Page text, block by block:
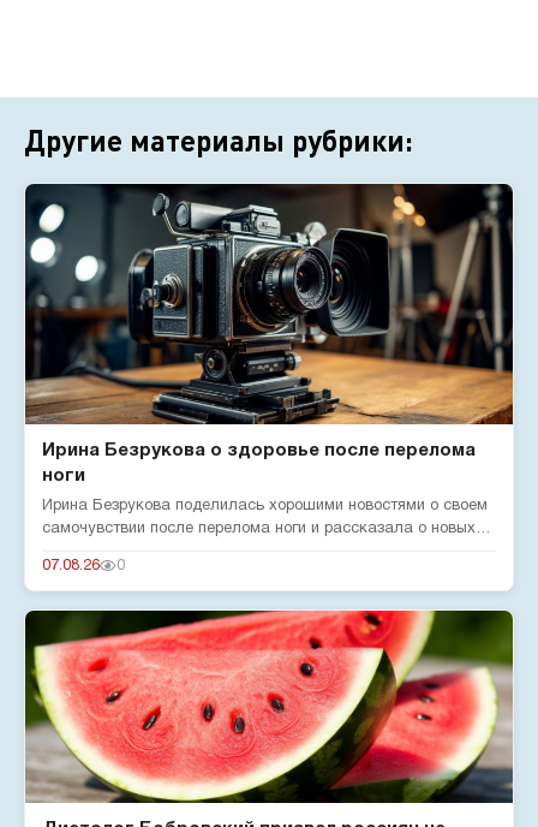
Другие материалы рубрики:
Ирина Безрукова о здоровье после перелома
ноги
Ирина Безрукова поделилась хорошими новостями о своем
самочувствии после перелома ноги и рассказала о новых
07.08.26 0